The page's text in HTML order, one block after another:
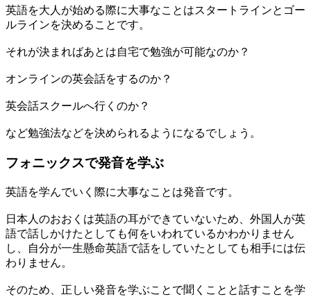
英語を大人が始める際に大事なことはスタートラインとゴー
ルラインを決めることです。
それが決まればあとは自宅で勉強が可能なのか？
オンラインの英会話をするのか？
英会話スクールへ行くのか？
など勉強法などを決められるようになるでしょう。
フォニックスで発音を学ぶ
英語を学んでいく際に大事なことは発音です。
日本人のおおくは英語の耳ができていないため、外国人が英
語で話しかけたとしても何をいわれているかわかりません
し、自分が一生懸命英語で話をしていたとしても相手には伝
わりません。
そのため、正しい発音を学ぶことで聞くことと話すことを学